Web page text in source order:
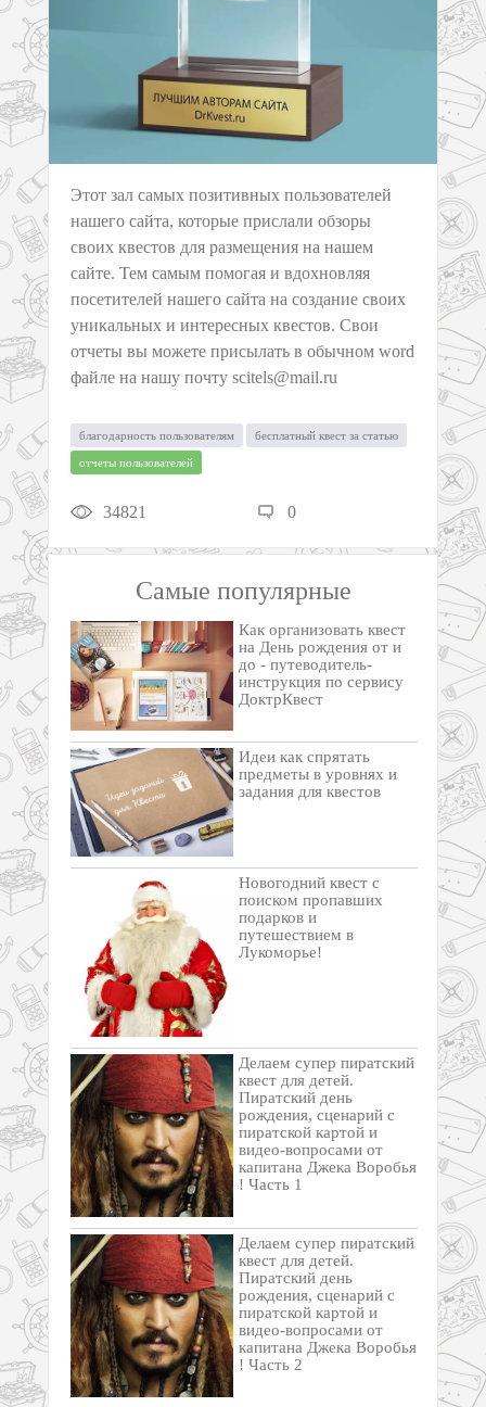
Этот зал самых позитивных пользователей
нашего сайта, которые прислали обзоры
своих квестов для размещения на нашем
сайте. Тем самым помогая и вдохновляя
посетителей нашего сайта на создание своих
уникальных и интересных квестов. Свои
отчеты вы можете присылать в обычном word
файле на нашу почту scitels@mail.ru
благодарность пользователям бесплатный квест за статью
отчеты пользователей
34821 0
Самые популярные
Как организовать квест
на День рождения от и
до - путеводитель-
инструкция по сервису
ДоктрКвест
Идеи как спрятать
предметы в уровнях и
задания для квестов
Новогодний квест с
поиском пропавших
подарков и
путешествием в
Лукоморье!
Делаем супер пиратский
квест для детей.
Пиратский день
рождения, сценарий с
пиратской картой и
видео-вопросами от
капитана Джека Воробья
! Часть 1
Делаем супер пиратский
квест для детей.
Пиратский день
рождения, сценарий с
пиратской картой и
видео-вопросами от
капитана Джека Воробья
! Часть 2